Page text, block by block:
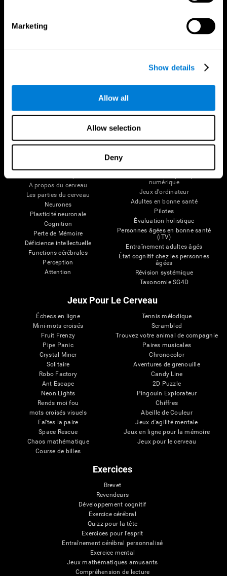
Marketing
Show details
Allow all
Allow selection
Deny
Nous suivre
A propos du cerveau
Les parties du cerveau
Neurones
Plasticité neuronale
Cognition
Perte de Mémoire
Déficience intellectuelle
Functions cérébrales
Perception
Attention
numérique
Jeux d'ordinateur
Adultes en bonne santé
Pilotes
Évaluation holistique
Personnes âgées en bonne santé
(iTV)
Entraînement adultes âgés
État cognitif chez les personnes
âgées
Révision systémique
Taxonomie SG4D
Jeux Pour Le Cerveau
Échecs en ligne
Mini-mots croisés
Fruit Frenzy
Pipe Panic
Crystal Miner
Solitaire
Robo Factory
Ant Escape
Neon Lights
Rends moi fou
mots croisés visuels
Faîtes la paire
Space Rescue
Chaos mathématique
Course de billes
Tennis mélodique
Scrambled
Trouvez votre animal de compagnie
Paires musicales
Chronocolor
Aventures de grenouille
Candy Line
2D Puzzle
Pingouin Explorateur
Chiffres
Abeille de Couleur
Jeux d'agilité mentale
Jeux en ligne pour la mémoire
Jeux pour le cerveau
Exercices
Brevet
Revendeurs
Développement cognitif
Exercice cérébral
Quizz pour la tête
Exercices pour l'esprit
Entraînement cérébral personnalisé
Exercice mental
Jeux mathématiques amusants
Compréhension de lecture